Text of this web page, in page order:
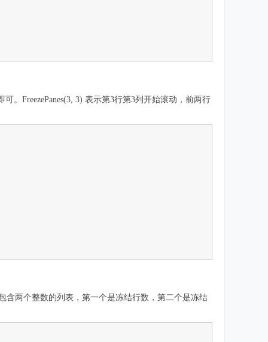
。FreezePanes(3, 3) 表示第3行第3列开始滚动，前两行
含两个整数的列表，第一个是冻结行数，第二个是冻结